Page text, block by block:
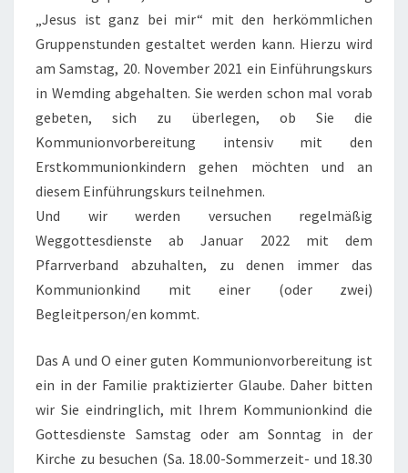
„Jesus ist ganz bei mir“ mit den herkömmlichen
Gruppenstunden gestaltet werden kann. Hierzu wird
am Samstag, 20. November 2021 ein Einführungskurs
in Wemding abgehalten. Sie werden schon mal vorab
gebeten, sich zu überlegen, ob Sie die
Kommunionvorbereitung intensiv mit den
Erstkommunionkindern gehen möchten und an
diesem Einführungskurs teilnehmen.
Und wir werden versuchen regelmäßig
Weggottesdienste ab Januar 2022 mit dem
Pfarrverband abzuhalten, zu denen immer das
Kommunionkind mit einer (oder zwei)
Begleitperson/en kommt.
Das A und O einer guten Kommunionvorbereitung ist
ein in der Familie praktizierter Glaube. Daher bitten
wir Sie eindringlich, mit Ihrem Kommunionkind die
Gottesdienste Samstag oder am Sonntag in der
Kirche zu besuchen (Sa. 18.00-Sommerzeit- und 18.30